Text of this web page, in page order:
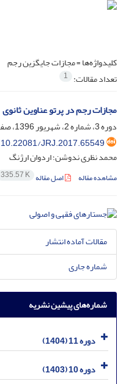
کلیدواژه‌ها =مجازات جایگزین رجم
تعداد مقالات: 1
مجازات رجم در پرتو عناوین ثانوی
دوره 3، شماره 2، شهریور 1396، صفحه
10.22081/JRJ.2017.65549
محمد نظری ندوشن؛ اردوان ارژنگ
مشاهده مقاله اصل مقاله 335.57 K
مقالات آماده انتشار
شماره جاری
شماره‌های پیشین نشریه
دوره 11 (1404)
دوره 10 (1403)